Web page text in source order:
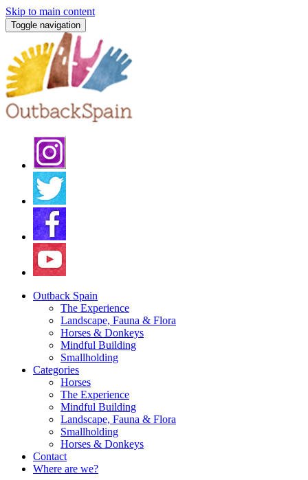
Skip to main content
Toggle navigation
Outback Spain
The Experience
Landscape, Fauna & Flora
Horses & Donkeys
Mindful Building
Smallholding
Categories
Horses
The Experience
Mindful Building
Landscape, Fauna & Flora
Smallholding
Horses & Donkeys
Contact
Where are we?